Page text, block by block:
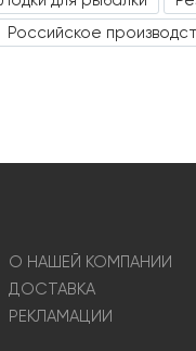
Российское
О НАШЕЙ КОМПАНИИ
ДОСТАВКА
РЕКЛАМАЦИИ